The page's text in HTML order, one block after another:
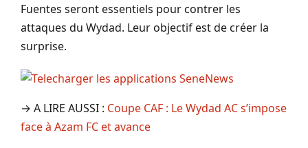
Fuentes seront essentiels pour contrer les
attaques du Wydad. Leur objectif est de créer la
surprise.
→ A LIRE AUSSI : Coupe CAF : Le Wydad AC s’impose
face à Azam FC et avance